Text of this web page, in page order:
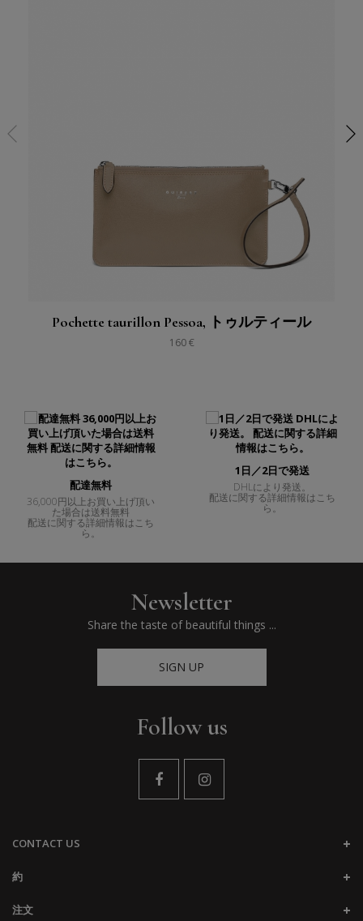
Pochette taurillon Pessoa, トゥルティール
160 €
上お買い上げ頂い
合は送料無料
る詳細情報はこち
1日／2日で発送
DHLにより発送。
配送に関する詳細情報はこち 返品に
Newsletter
Share the taste of beautiful things ...
SIGN UP
Follow us
CONTACT US
約
注文